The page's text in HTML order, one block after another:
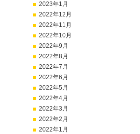
2023年1月
2022年12月
2022年11月
2022年10月
2022年9月
2022年8月
2022年7月
2022年6月
2022年5月
2022年4月
2022年3月
2022年2月
2022年1月